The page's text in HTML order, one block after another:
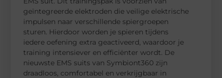
geïntegreerde elektroden die veilige elektrische
impulsen naar verschillende spiergroepen
sturen. Hierdoor worden je spieren tijdens
iedere oefening extra geactiveerd, waardoor je
training intensiever en efficiënter wordt. De
nieuwste EMS suits van Symbiont360 zijn
draadloos, comfortabel en verkrijgbaar in